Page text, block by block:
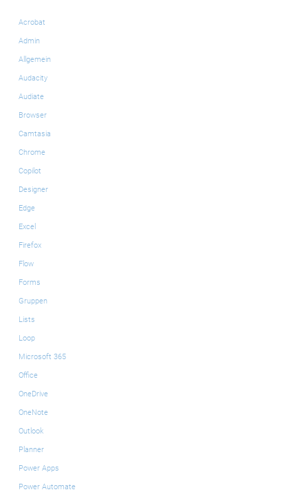
Acrobat
Admin
Allgemein
Audacity
Audiate
Browser
Camtasia
Chrome
Copilot
Designer
Edge
Excel
Firefox
Flow
Forms
Gruppen
Lists
Loop
Microsoft 365
Office
OneDrive
OneNote
Outlook
Planner
Power Apps
Power Automate